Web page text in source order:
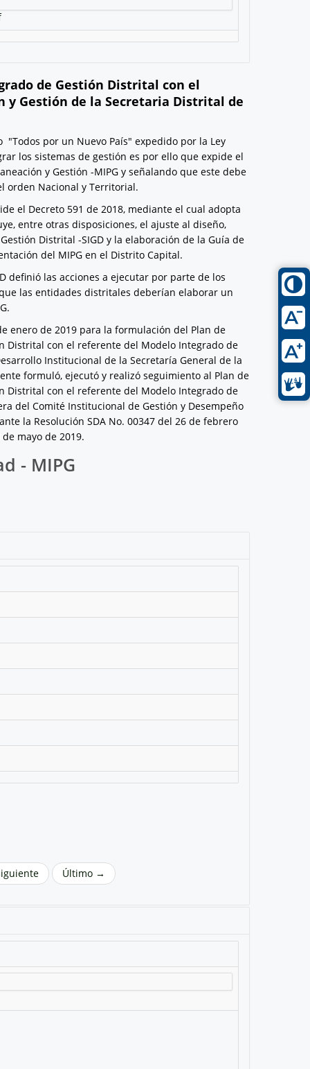
de Gestión Distrital con el
y Gestión de la Secretaria Distrital de
por un Nuevo País" expedido por la Ley
los sistemas de gestión es por ello que expide el
y Gestión -MIPG y señalando que este debe
orden Nacional y Territorial.
el Decreto 591 de 2018, mediante el cual adopta
entre otras disposiciones, el ajuste al diseño,
Distrital -SIGD y la elaboración de la Guía de
del MIPG en el Distrito Capital.
definió las acciones a ejecutar por parte de los
las entidades distritales deberían elaborar un
enero de 2019 para la formulación del Plan de
Distrital con el referente del Modelo Integrado de
Institucional de la Secretaría General de la
formuló, ejecutó y realizó seguimiento al Plan de
Distrital con el referente del Modelo Integrado de
del Comité Institucional de Gestión y Desempeño
la Resolución SDA No. 00347 del 26 de febrero
mayo de 2019.
- MIPG
Último →